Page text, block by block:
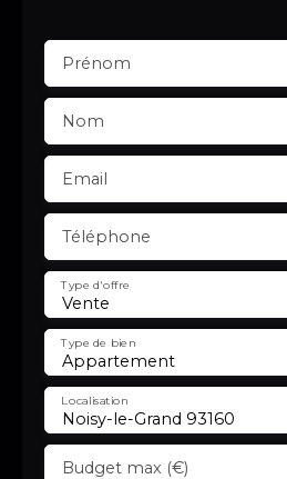
Prénom
Nom
Email
Téléphone
Vente
Type d'offre
Appartement
Type de bien
Noisy-le-Grand 93160
Localisation
Budget max (€)